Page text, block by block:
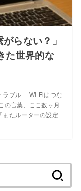
らない？」
た世界的な
ラブル 「Wi-Fiはつな
の言葉、ここ数ヶ月
またルーターの設定